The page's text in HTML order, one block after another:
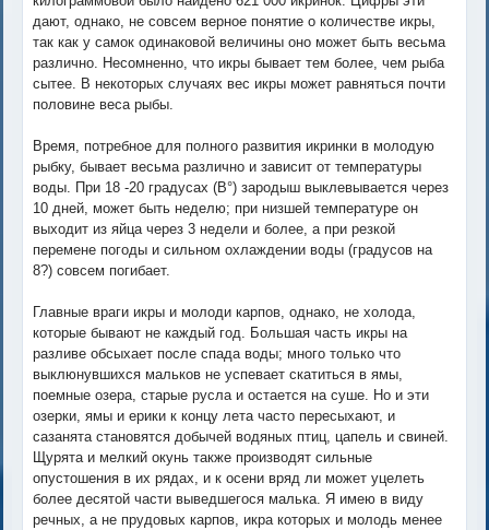
дают, однако, не совсем верное понятие о количестве икры,
так как у самок одинаковой величины оно может быть весьма
различно. Несомненно, что икры бывает тем более, чем рыба
сытее. В некоторых случаях вес икры может равняться почти
половине веса рыбы.
Время, потребное для полного развития икринки в молодую
рыбку, бывает весьма различно и зависит от температуры
воды. При 18 -20 градусах (В°) зародыш выклевывается через
10 дней, может быть неделю; при низшей температуре он
выходит из яйца через 3 недели и более, а при резкой
перемене погоды и сильном охлаждении воды (градусов на
8?) совсем погибает.
Главные враги икры и молоди карпов, однако, не холода,
которые бывают не каждый год. Большая часть икры на
разливе обсыхает после спада воды; много только что
выклюнувшихся мальков не успевает скатиться в ямы,
поемные озера, старые русла и остается на суше. Но и эти
озерки, ямы и ерики к концу лета часто пересыхают, и
сазанята становятся добычей водяных птиц, цапель и свиней.
Щурята и мелкий окунь также производят сильные
опустошения в их рядах, и к осени вряд ли может уцелеть
более десятой части выведшегося малька. Я имею в виду
речных, а не прудовых карпов, икра которых и молодь менее